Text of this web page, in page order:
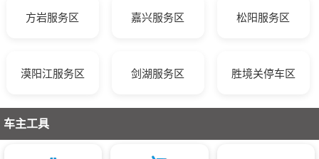
方岩服务区 嘉兴服务区 松阳服务区
漠阳江服务区 剑湖服务区 胜境关停车区
车主工具